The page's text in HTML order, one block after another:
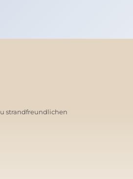
strandfreundlichen